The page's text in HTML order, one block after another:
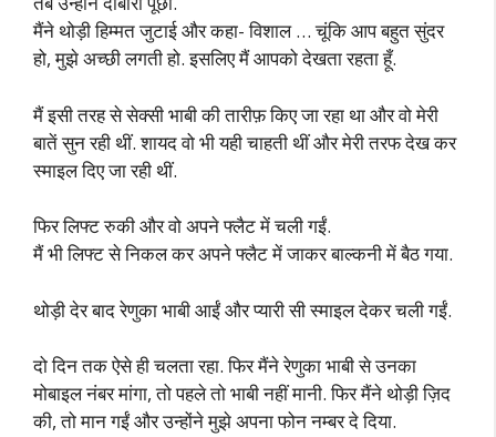
मैंने थोड़ी हिम्मत जुटाई और कहा- विशाल … चूंकि आप बहुत सुंदर
हो, मुझे अच्छी लगती हो. इसलिए मैं आपको देखता रहता हूँ.
मैं इसी तरह से सेक्सी भाबी की तारीफ़ किए जा रहा था और वो मेरी
बातें सुन रही थीं. शायद वो भी यही चाहती थीं और मेरी तरफ देख कर
स्माइल दिए जा रही थीं.
फिर लिफ्ट रुकी और वो अपने फ्लैट में चली गईं.
मैं भी लिफ्ट से निकल कर अपने फ्लैट में जाकर बाल्कनी में बैठ गया.
थोड़ी देर बाद रेणुका भाबी आईं और प्यारी सी स्माइल देकर चली गईं.
दो दिन तक ऐसे ही चलता रहा. फिर मैंने रेणुका भाबी से उनका
मोबाइल नंबर मांगा, तो पहले तो भाबी नहीं मानी. फिर मैंने थोड़ी ज़िद
की, तो मान गईं और उन्होंने मुझे अपना फोन नम्बर दे दिया.